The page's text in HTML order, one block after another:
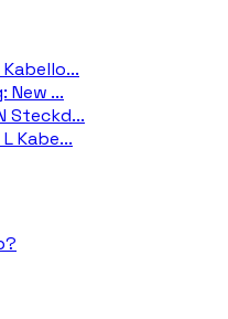
New ...
Steckd...
Kabe...